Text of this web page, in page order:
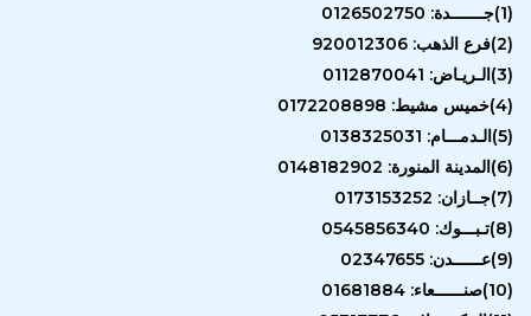
(1)جـــــــدة: 0126502750
(2)فرع الذهب: 920012306
(3)الـريـاض: 0112870041
(4)خميس مشيط: 0172208898
(5)الـدمـــام: 0138325031
(6)المدينة المنورة: 0148182902
(7)جــازان: 0173153252
(8)تـبـــوك: 0545856340
(9)عــــــدن: 02347655
(10)صنــــــعاء: 01681884